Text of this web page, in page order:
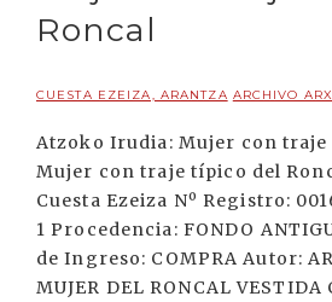
Roncal
CUESTA EZEIZA, ARANTZA ARCHIVO
Atzoko Irudia: Mujer con
Mujer con traje típico del
Cuesta Ezeiza Nº Registro:
1 Procedencia: FONDO
de Ingreso: COMPRA Autor:
MUJER DEL RONCAL VESTIDA